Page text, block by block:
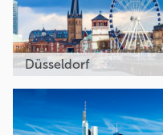
Düsseldorf